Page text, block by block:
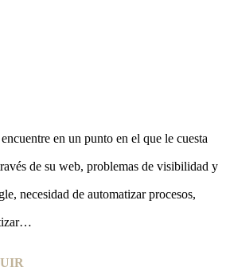
en un punto en el que le cuesta
de su web, problemas de visibilidad y
necesidad de automatizar procesos,